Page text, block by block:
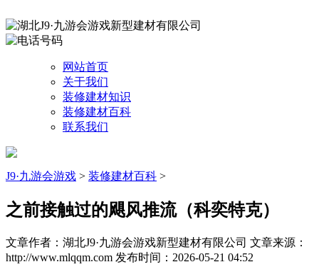
网站首页
关于我们
装修建材知识
装修建材百科
联系我们
J9·九游会游戏 > 装修建材百科 >
之前接触过的飓风推流（科奕特克）
文章作者：湖北J9·九游会游戏新型建材有限公司 文章来源：
http://www.mlqqm.com 发布时间：2026-05-21 04:52